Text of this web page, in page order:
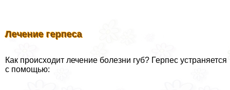
Лечение гepпeса
Как происходит лечение болезни губ? Герпес устраняется
с помощью: